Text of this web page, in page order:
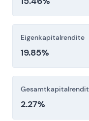
Eigenkapitalrendite
19.85%
2.27%